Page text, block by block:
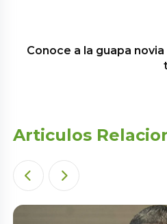
Conoce a la guapa
Articulos